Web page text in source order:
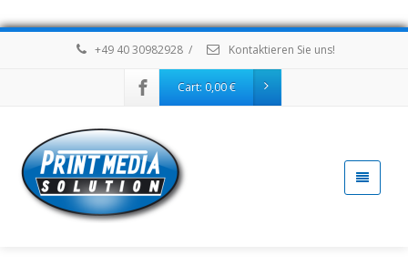
+49 40 30982928 / Kontaktieren Sie uns!
Cart: 0,00€